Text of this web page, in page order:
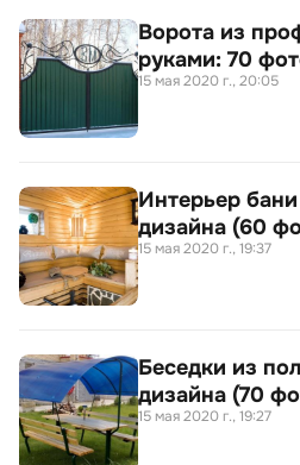
Ворота из
руками: 70
15 мая 2020 г., 20:05
Интерьер
дизайна (60
15 мая 2020 г., 19:37
Беседки из
дизайна (70
15 мая 2020 г., 19:27